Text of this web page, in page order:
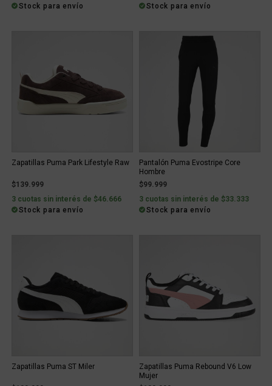
Stock para envío
Stock para envío
Zapatillas Puma Park Lifestyle Raw
$139.999
3 cuotas sin interés de $46.666
Stock para envío
Pantalón Puma Evostripe Core
Hombre
$99.999
3 cuotas sin interés de $33.333
Stock para envío
Zapatillas Puma ST Miler
Zapatillas Puma Rebound V6 Low
Mujer